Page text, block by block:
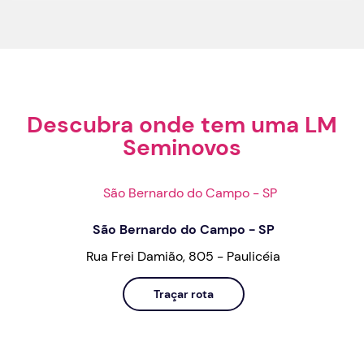
Descubra onde tem uma LM
Seminovos
São Bernardo do Campo - SP
Rua Frei Damião, 805 - Paulicéia
Traçar rota